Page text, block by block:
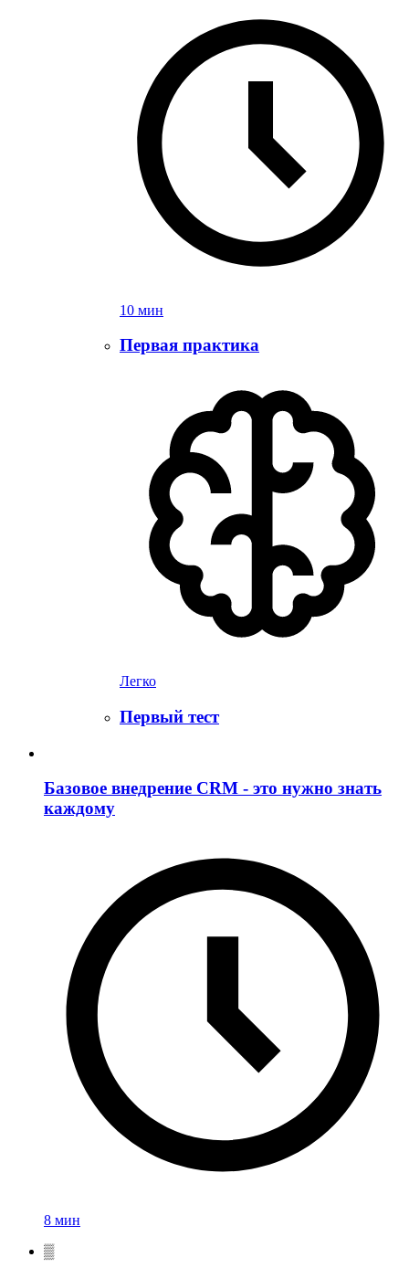
10 мин
Первая практика
Легко
Первый тест
Базовое внедрение CRM - это нужно знать
каждому
8 мин